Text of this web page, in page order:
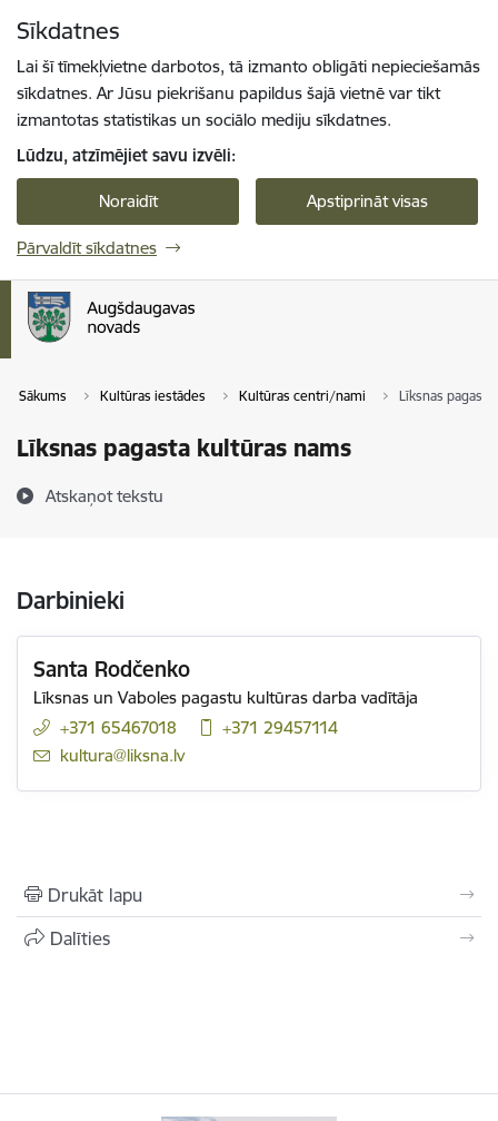
Sīkdatnes
Lai šī tīmekļvietne darbotos, tā izmanto obligāti nepieciešamās
sīkdatnes. Ar Jūsu piekrišanu papildus šajā vietnē var tikt
izmantotas statistikas un sociālo mediju sīkdatnes.
Lūdzu, atzīmējiet savu izvēli:
Noraidīt Apstiprināt visas
Pārvaldīt sīkdatnes
Sākums Kultūras iestādes Kultūras centri/nami Līksnas
Līksnas pagasta kultūras nams
Atskaņot tekstu
Darbinieki
Santa Rodčenko
Līksnas un Vaboles pagastu kultūras darba vadītāja
+371 65467018
+371 29457114
E-pasts:
kultura@liksna.lv
Drukāt lapu
Dalīties